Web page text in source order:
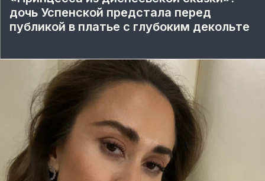
дочь Успенской предстала перед
публикой в платье с глубоким декольте